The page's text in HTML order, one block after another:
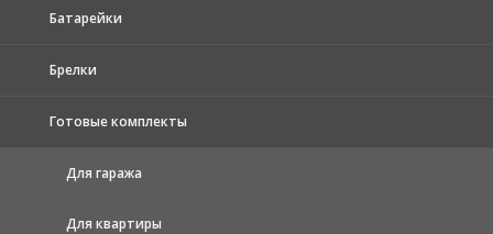
Батарейки
Брелки
Готовые комплекты
Для гаража
Для квартиры